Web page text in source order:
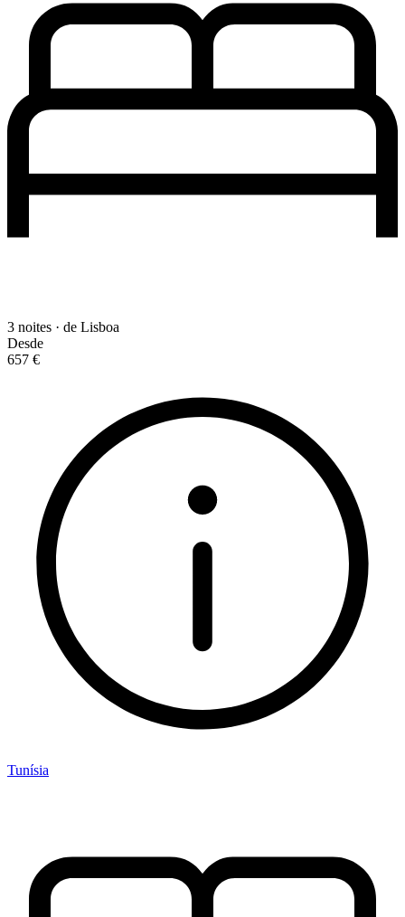
3 noites · de Lisboa
Desde
657 €
Tunísia